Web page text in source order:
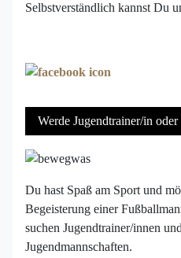
Selbstverständlich kannst Du
Werde Jugendtrainer/in
Du hast Spaß am Sport und
Begeisterung einer
suchen Jugendtrainer/innen
Jugendmannschaften.